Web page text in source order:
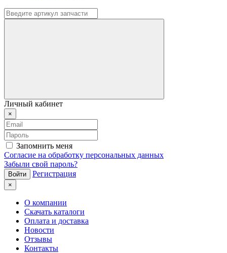
Личный кабинет
×
Запомнить меня
Согласие на обработку персональных данных
Забыли свой пароль?
Регистрация
×
О компании
Скачать каталоги
Оплата и доставка
Новости
Отзывы
Контакты